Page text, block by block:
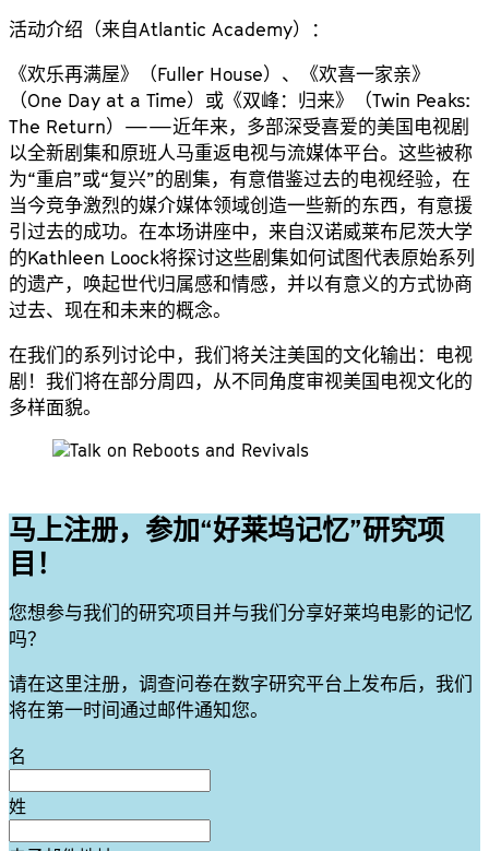
活动介绍（来自Atlantic Academy）：
《欢乐再满屋》（Fuller House）、《欢喜一家亲》
（One Day at a Time）或《双峰：归来》（Twin Peaks:
The Return）——近年来，多部深受喜爱的美国电视剧
以全新剧集和原班人马重返电视与流媒体平台。这些被称
为“重启”或“复兴”的剧集，有意借鉴过去的电视经验，在
当今竞争激烈的媒介媒体领域创造一些新的东西，有意援
引过去的成功。在本场讲座中，来自汉诺威莱布尼茨大学
的Kathleen Loock将探讨这些剧集如何试图代表原始系列
的遗产，唤起世代归属感和情感，并以有意义的方式协商
过去、现在和未来的概念。
在我们的系列讨论中，我们将关注美国的文化输出：电视
剧！我们将在部分周四，从不同角度审视美国电视文化的
多样面貌。
马上注册，参加“好莱坞记忆”研究项
目！
您想参与我们的研究项目并与我们分享好莱坞电影的记忆
吗？
请在这里注册，调查问卷在数字研究平台上发布后，我们
将在第一时间通过邮件通知您。
Leave
this
field
blank
名
姓